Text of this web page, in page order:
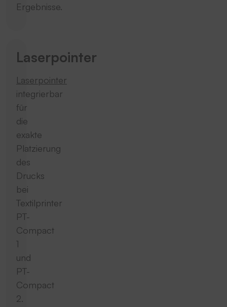
Ergebnisse.
Laserpointer
Laserpointer
integrierbar
für
die
exakte
Platzierung
des
Drucks
bei
Textilprinter
PT-
Compact
1
und
PT-
Compact
2.